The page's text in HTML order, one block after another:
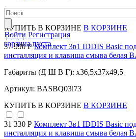
Войти Регистрация
корзина пуста
Артикул: BASAI01i73
КУПИТЬ В КОРЗИНЕ В КОРЗИНЕ
37 990 РКомплект 3в1 IDDIS Basic
инсталляция и клавиша смыва белая
Габариты (Д Ш В Г): x36,5x37x49,5
Артикул: BASBQ03i73
КУПИТЬ В КОРЗИНЕ В КОРЗИНЕ
31 330 Р Комплект 3в1 IDDIS Basic
инсталляция и клавиша смыва белая